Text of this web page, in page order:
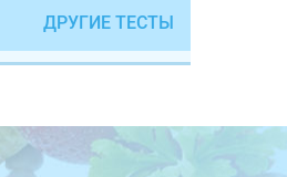
ДРУГИЕ ТЕСТЫ